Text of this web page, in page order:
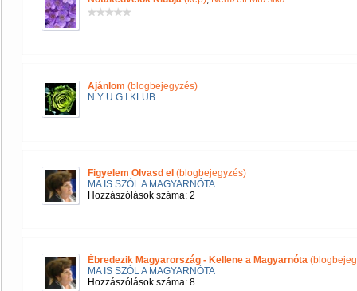
Ajánlom (blogbejegyzés)
N Y U G I KLUB
Figyelem Olvasd el (blogbejegyzés)
MA IS SZÓL A MAGYARNÓTA
Hozzászólások száma: 2
Ébredezik Magyarország - Kellene a Magyarnóta
MA IS SZÓL A MAGYARNÓTA
Hozzászólások száma: 8